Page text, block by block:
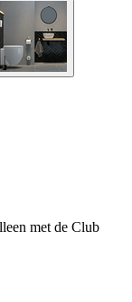
met de Club